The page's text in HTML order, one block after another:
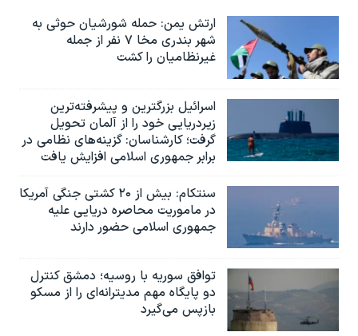
ارتش یمن: حمله شورشیان حوثی به
شهر بندری مخا ۷ نفر از جمله
غیرنظامیان را کشت
اسرائيل بزرگترین و پیشرفته‌ترین
زیردریایی خود را از آلمان تحویل
گرفت؛ کارشناسان: گزینه‌های نظامی در
برابر جمهوری اسلامی افزایش یافت
سنتکام: بیش از ۲۰ کشتی جنگی آمریکا
در ماموریت محاصره دریایی علیه
جمهوری اسلامی حضور دارند
توافق سوریه با روسیه؛ دمشق کنترل
دو پایگاه مهم مدیترانه‌ای را از مسکو
بازپس می‌گیرد